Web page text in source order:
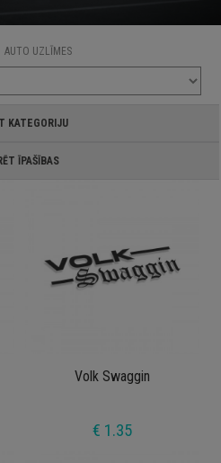
AUTO UZLĪMES
KATEGORIJU
ĪPAŠĪBAS
Volk Swaggin
€ 1.35